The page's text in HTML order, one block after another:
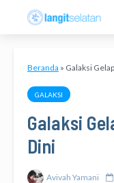
Beranda » Galaksi
GALAKSI
Galaksi
Dini
Avivah Yamani